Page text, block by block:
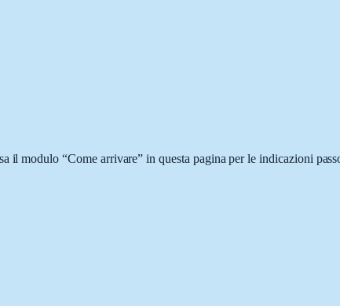
modulo “Come arrivare” in questa pagina per le indicazioni